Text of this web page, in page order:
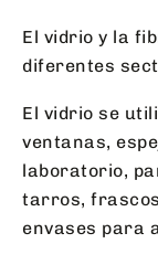
El vidrio y la
diferentes
El vidrio se
ventanas,
laboratorio,
tarros, frascos
envases para